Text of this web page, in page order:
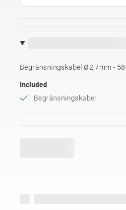
Begränsningskabel Ø2,7mm -
Included
Begränsningskabel